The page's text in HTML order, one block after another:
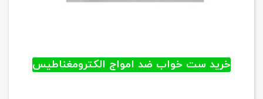
خرید ست خواب ضد امواج الکترومغناطیس